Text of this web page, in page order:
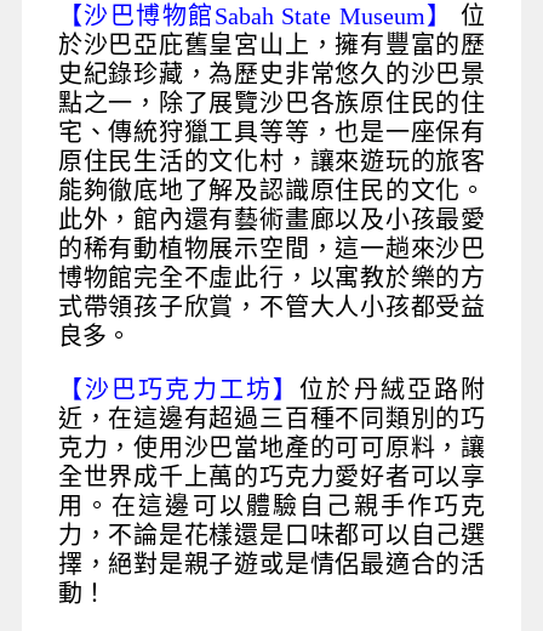
【沙巴博物館Sabah State Museum】
位
於沙巴亞庇舊皇宮山上，擁有豐富的歷
史紀錄珍藏，為歷史非常悠久的沙巴景
點之一，除了展覽沙巴各族原住民的住
宅、傳統狩獵工具等等，也是一座保有
原住民生活的文化村，讓來遊玩的旅客
能夠徹底地了解及認識原住民的文化。
此外，館內還有藝術畫廊以及小孩最愛
的稀有動植物展示空間，這一趟來沙巴
博物館完全不虛此行，以寓教於樂的方
式帶領孩子欣賞，不管大人小孩都受益
良多。
【沙巴巧克力工坊】 位於丹絨亞路附
近，在這邊有超過三百種不同類別的巧
克力，使用沙巴當地產的可可原料，讓
全世界成千上萬的巧克力愛好者可以享
用。在這邊可以體驗自己親手作巧克
力，不論是花樣還是口味都可以自己選
擇，絕對是親子遊或是情侶最適合的活
動！